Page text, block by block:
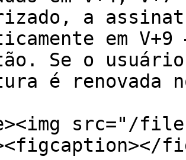
a
em
Se o
é renovada
src="/files/